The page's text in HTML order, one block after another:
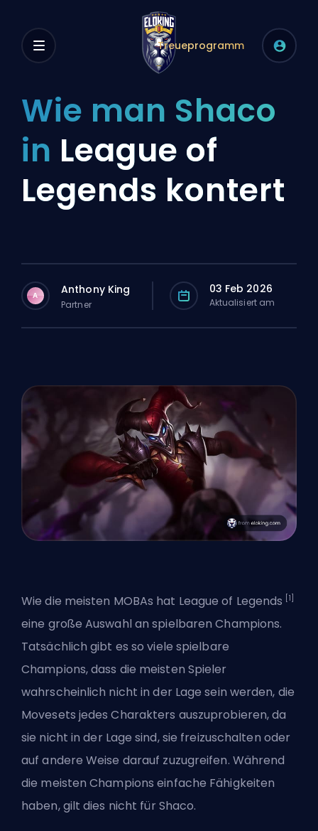
Treueprogramm
Wie man Shaco
in League of
Legends kontert
A Anthony King
Partner
03 Feb 2026
Aktualisiert am
Wie die meisten MOBAs hat League of Legends [1]
eine große Auswahl an spielbarenChampions.
Tatsächlich gibt es so viele spielbare
Champions, dass die meisten Spieler
wahrscheinlich nicht in der Lage sein werden, die
Movesets jedes Charakters auszuprobieren, da
sie nicht in der Lage sind, sie freizuschalten oder
auf andere Weise darauf zuzugreifen. Während
die meisten Champions einfache Fähigkeiten
haben, gilt dies nicht für Shaco.